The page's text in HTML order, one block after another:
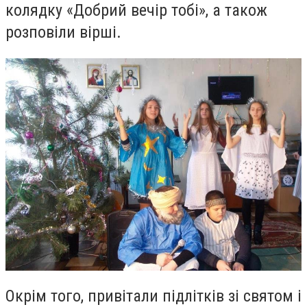
колядку «Добрий вечір тобі», а також
розповіли вірші.
Окрім того, привітали підлітків зі святом і